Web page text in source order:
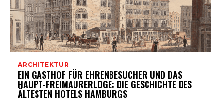
ARCHITEKTUR
EIN GASTHOF FÜR EHRENBESUCHER UND DAS
HAUPT-FREIMAURERLOGE: DIE GESCHICHTE DES
ÄLTESTEN HOTELS HAMBURGS